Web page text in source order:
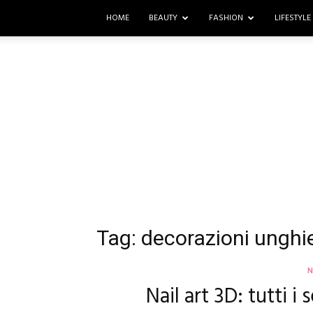
HOME BEAUTY FASHION LIFESTYLE
Tag: decorazioni
Nail art 3D: tutti i